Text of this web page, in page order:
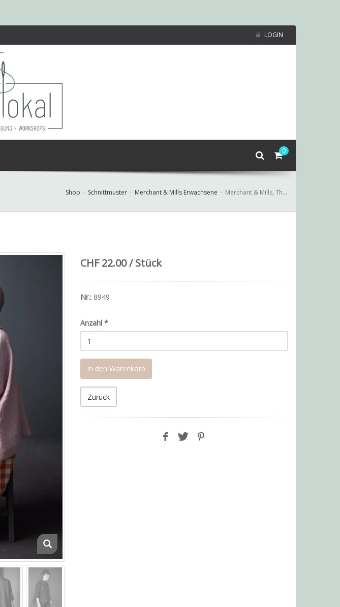
LOGIN
0
Shop Schnittmuster Merchant & Mills Erwachsene Merchant & Mills, The Ellsworth
CHF 22.00 / Stück
Nr.: 8949
Anzahl *
In den Warenkorb
Zurück